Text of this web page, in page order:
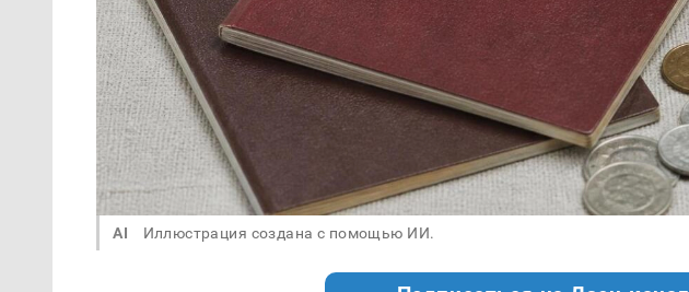
AI Иллюстрация создана с помощью ИИ.